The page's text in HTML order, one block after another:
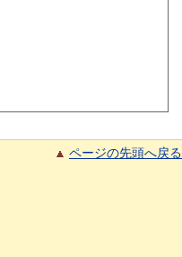
ページの先頭へ戻る